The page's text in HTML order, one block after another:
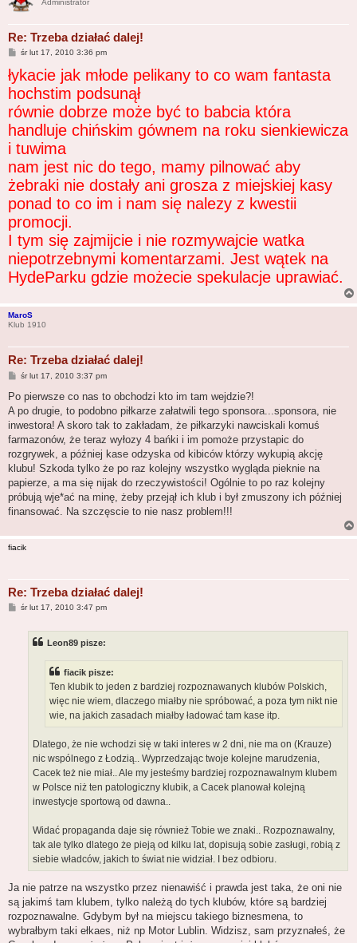
Re: Trzeba działać dalej!
P
s
t
śr lut 17, 2010 3:36 pm
łykacie jak młode pelikany to co wam fantasta
hochstim podsunął
równie dobrze może być to babcia która
handluje chińskim gównem na roku sienkiewicza
i tuwima
nam jest nic do tego, mamy pilnować aby
żebraki nie dostały ani grosza z miejskiej kasy
ponad to co im i nam się nalezy z kwestii
promocji.
I tym się zajmijcie i nie rozmywajcie watka
niepotrzebnymi komentarzami. Jest wątek na
HydeParku gdzie możecie spekulacje uprawiać.
MaroS
Klub 1910
Re: Trzeba działać dalej!
P
s
śr lut 17, 2010 3:37 pm
Po pierwsze co nas to obchodzi kto im tam wejdzie?!
A po drugie, to podobno piłkarze załatwili tego sponsora...sponsora, nie
inwestora! A skoro tak to zakładam, że piłkarzyki nawciskali komuś
farmazonów, że teraz wyłozy 4 bańki i im pomoże przystapic do
rozgrywek, a później kase odzyska od kibiców którzy wykupią akcję
klubu! Szkoda tylko że po raz kolejny wszystko wygląda pieknie na
papierze, a ma się nijak do rzeczywistości! Ogólnie to po raz kolejny
próbują wje*ać na minę, żeby przejął ich klub i był zmuszony ich później
finansować. Na szczęscie to nie nasz problem!!!
fiacik
Re: Trzeba działać dalej!
Pśr lut 17, 2010 3:47 pm
Leon89 pisze:
fiacik pisze:
Ten klubik to jeden z bardziej rozpoznawanych klubów Polskich,
więc nie wiem, dlaczego miałby nie spróbować, a poza tym nikt nie
wie, na jakich zasadach miałby ładować tam kase itp.
Dlatego, że nie wchodzi się w taki interes w 2 dni, nie ma on (Krauze)
nic wspólnego z Łodzią.. Wyprzedzając twoje kolejne marudzenia,
Cacek też nie miał.. Ale my jesteśmy bardziej rozpoznawalnym klubem
w Polsce niż ten patologiczny klubik, a Cacek planował kolejną
inwestycje sportową od dawna..
Widać propaganda daje się również Tobie we znaki.. Rozpoznawalny,
tak ale tylko dlatego że pieją od kilku lat, dopisują sobie zasługi, robią z
siebie władców, jakich to świat nie widział. I bez odbioru.
Ja nie patrze na wszystko przez nienawiść i prawda jest taka, że oni nie
są jakimś tam klubem, tylko należą do tych klubów, które są bardziej
rozpoznawalne. Gdybym był na miejscu takiego biznesmena, to
wybrałbym taki ełkaes, niż np Motor Lublin. Widzisz, sam przyznałeś, że